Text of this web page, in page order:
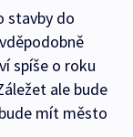
stavby do
spíše o roku
ale bude
mít město